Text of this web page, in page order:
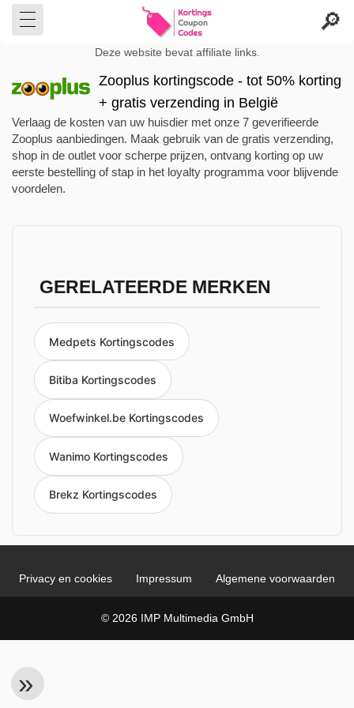
Deze website bevat affiliate links.
Zooplus kortingscode - tot 50% korting
+ gratis verzending in België
Verlaag de kosten van uw huisdier met onze 7 geverifieerde
Zooplus aanbiedingen. Maak gebruik van de gratis verzending,
shop in de outlet voor scherpe prijzen, ontvang korting op uw
eerste bestelling of stap in het loyalty programma voor blijvende
voordelen.
GERELATEERDE MERKEN
Medpets Kortingscodes
Bitiba Kortingscodes
Woefwinkel.be Kortingscodes
Wanimo Kortingscodes
Brekz Kortingscodes
Privacy en cookies Impressum Algemene voorwaarden
© 2026 IMP Multimedia GmbH